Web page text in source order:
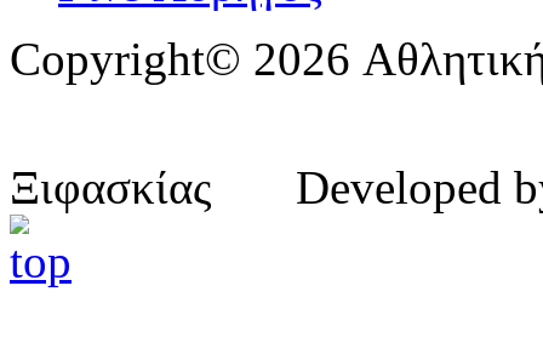
Copyright© 2026
Ξιφασκίας Developed